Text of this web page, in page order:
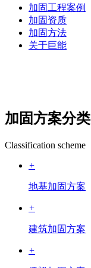
加固工程案例
加固资质
加固方法
关于巨能
加固方案分类
Classification scheme
+
地基加固方案
+
建筑加固方案
+